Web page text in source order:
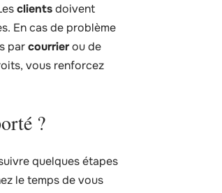
clientsdoivent
En cas de problème
parcourrierou de
vous renforcez
?
quelques étapes
le temps de vous